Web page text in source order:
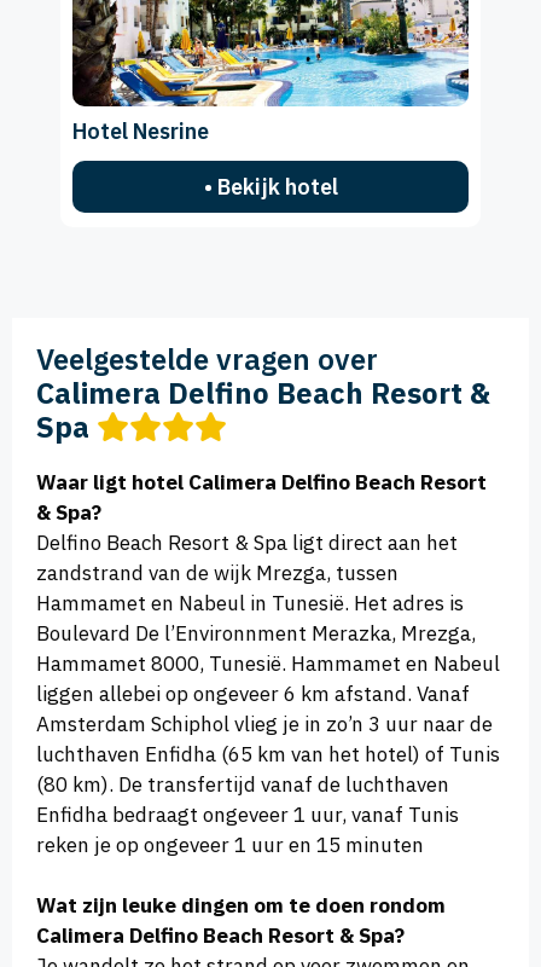
Hotel Nesrine
• Bekijk hotel
Veelgestelde vragen over
Calimera Delfino Beach Resort &
Spa
Waar ligt hotel Calimera Delfino Beach Resort
& Spa?
Delfino Beach Resort & Spa ligt direct aan het
zandstrand van de wijk Mrezga, tussen
Hammamet en Nabeul in Tunesië. Het adres is
Boulevard De l’Environnment Merazka, Mrezga,
Hammamet 8000, Tunesië. Hammamet en Nabeul
liggen allebei op ongeveer 6 km afstand. Vanaf
Amsterdam Schiphol vlieg je in zo’n 3 uur naar de
luchthaven Enfidha (65 km van het hotel) of Tunis
(80 km). De transfertijd vanaf de luchthaven
Enfidha bedraagt ongeveer 1 uur, vanaf Tunis
reken je op ongeveer 1 uur en 15 minuten
Wat zijn leuke dingen om te doen rondom
Calimera Delfino Beach Resort & Spa?